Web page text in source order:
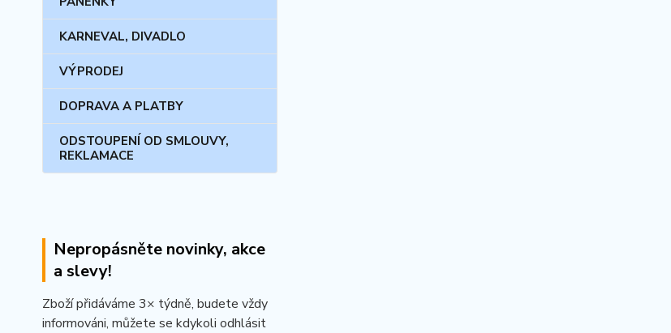
KARNEVAL, DIVADLO
VÝPRODEJ
DOPRAVA A PLATBY
ODSTOUPENÍ OD SMLOUVY,
REKLAMACE
Nepropásněte novinky, akce
a slevy!
Zboží přidáváme 3× týdně, budete vždy
informováni, můžete se kdykoli odhlásit